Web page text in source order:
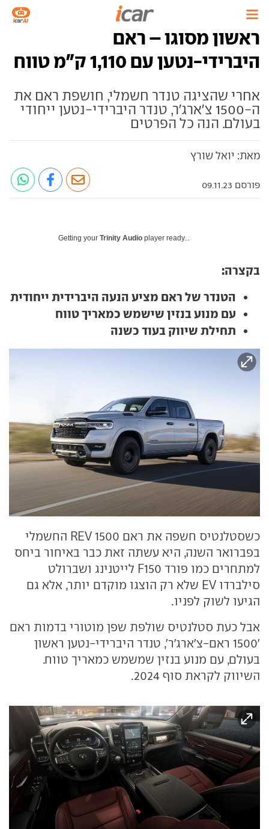
ראשון מסוגו – ראם
היברידי-נטען עם 1,110 ק"מ טווח
אחרי שהציגה טנדר חשמלי, חושפת ראם את
ה-1500 צ'ארג'ר, טנדר היברידי-נטען ייחודי
בעולם. הנה כל הפרטים
מאת: יואל שורץ
פורסם 09.11.23
Getting your Trinity Audio player ready...
בקצרה:
הטנדר של ראם מציע הנעה היברידית ייחודית
עם מנוע בנזין שישמש כמאריך טווח
תחילת שיווק בעוד כשנה
כשסטלנטיס חשפה את ראם 1500 REV החשמלי
בפברואר השנה, היא עשתה זאת כבר באיחור ביחס
למתחרים כמו פורד F150 לייטנינג ושברולט
סילברדו EV שלא רק הוצגו מוקדם יותר, אלא גם
הגיעו לשוק לפניו.
אבל כעת סטלנטיס שולפת שפן מוטורי בדמות ראם
'1500 ראם-צ'ארג'ר', טנדר היברידי-נטען ראשון
בעולם, עם מנוע בנזין שמשמש כמאריך טווח.
השיווק לקראת סוף 2024.